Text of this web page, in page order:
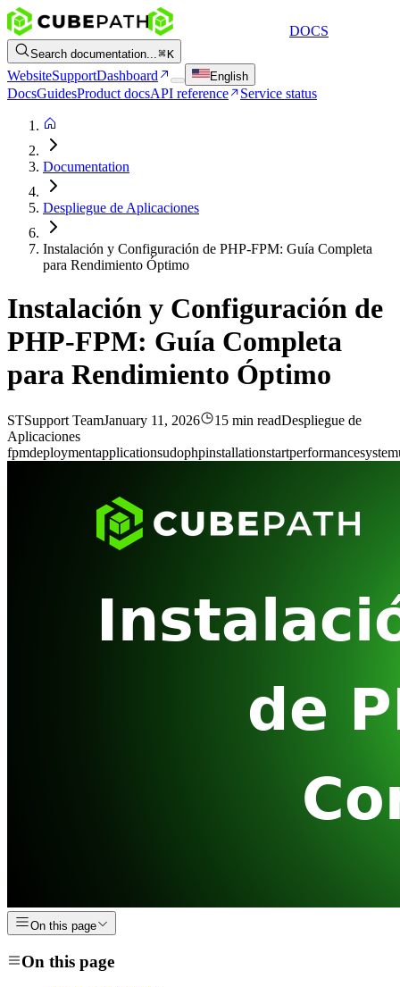
DOCS
Search documentation... K
WebsiteSupportDashboard English
DocsGuidesProduct docsAPI reference Service status
Documentation
Despliegue de Aplicaciones
Instalación y Configuración de PHP-FPM: Guía Completa
para Rendimiento Óptimo
Instalación y Configuración de
PHP-FPM: Guía Completa
para Rendimiento Óptimo
STSupport TeamJanuary 11, 2026 15 min readDespliegue de
Aplicaciones
fpmdeploymentapplicationsudophpinstallationstartperformancesystem
On this page
On this page